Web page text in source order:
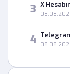
3 X
4